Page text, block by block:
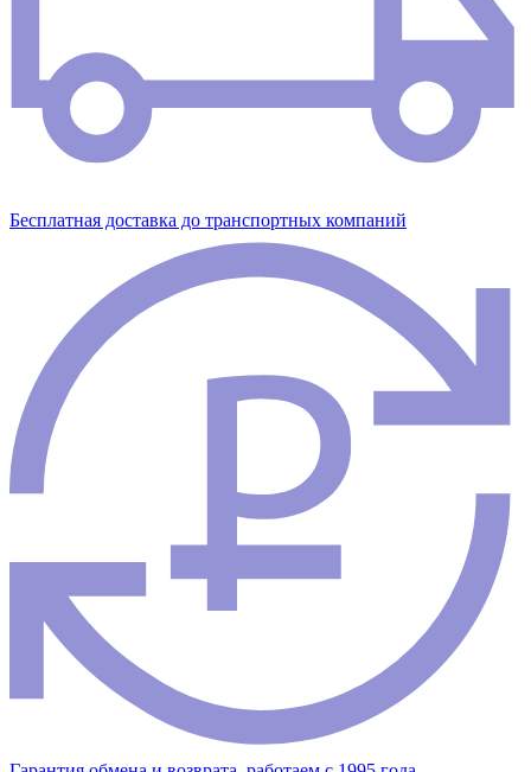
Бесплатная доставка до транспортных компаний